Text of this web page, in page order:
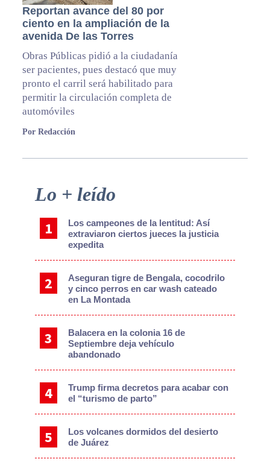
Reportan avance del 80 por
ciento en la ampliación de la
avenida De las Torres
Obras Públicas pidió a la ciudadanía
ser pacientes, pues destacó que muy
pronto el carril será habilitado para
permitir la circulación completa de
automóviles
Por Redacción
Primary
Lo + leído
Los campeones de la lentitud: Así
extraviaron ciertos jueces la justicia
expedita
Aseguran tigre de Bengala, cocodrilo
y cinco perros en car wash cateado
en La Montada
Balacera en la colonia 16 de
Septiembre deja vehículo
abandonado
Trump firma decretos para acabar con
el “turismo de parto”
Los volcanes dormidos del desierto
de Juárez